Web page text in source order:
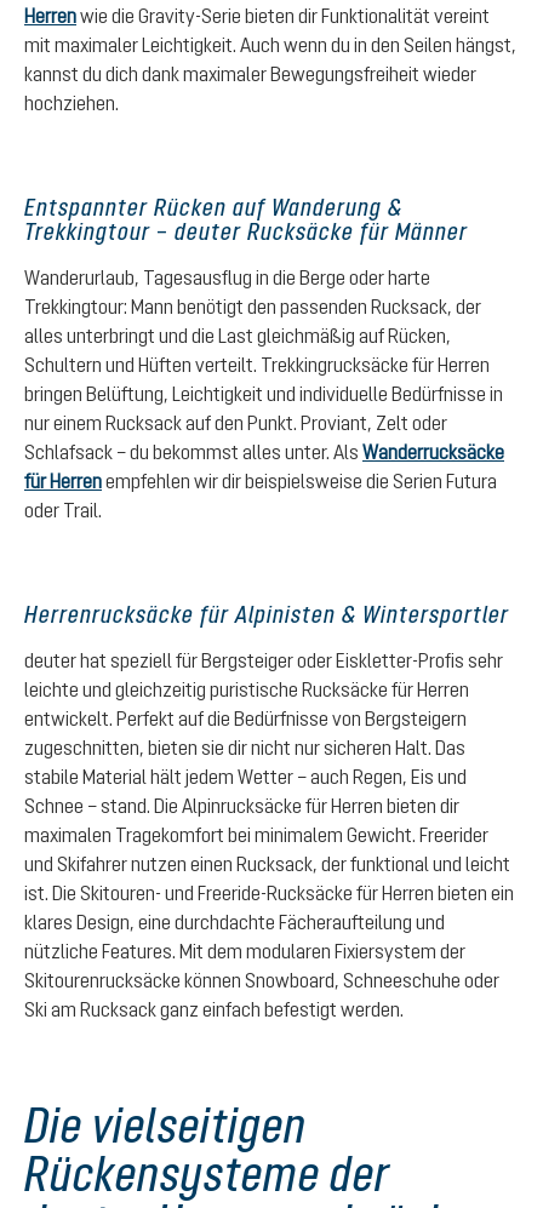
Herrenwie die Gravity-Serie bieten dir Funktionalität vereint
mit maximaler Leichtigkeit. Auch wenn du in den Seilen hängst,
kannst du dich dank maximaler Bewegungsfreiheit wieder
hochziehen.
Entspannter Rücken auf Wanderung &
Trekkingtour – deuter Rucksäcke für Männer
Wanderurlaub, Tagesausflug in die Berge oder harte
Trekkingtour: Mann benötigt den passenden Rucksack, der
alles unterbringt und die Last gleichmäßig auf Rücken,
Schultern und Hüften verteilt. Trekkingrucksäcke für Herren
bringen Belüftung, Leichtigkeit und individuelle Bedürfnisse in
nur einem Rucksack auf den Punkt. Proviant, Zelt oder
Schlafsack – du bekommst alles unter. Als Wanderrucksäcke
für Herrenempfehlen wir dir beispielsweise die Serien Futura
oder Trail.
Herrenrucksäcke für Alpinisten & Wintersportler
deuter hat speziell für Bergsteiger oder Eiskletter-Profis sehr
leichte und gleichzeitig puristische Rucksäcke für Herren
entwickelt. Perfekt auf die Bedürfnisse von Bergsteigern
zugeschnitten, bieten sie dir nicht nur sicheren Halt. Das
stabile Material hält jedem Wetter – auch Regen, Eis und
Schnee – stand. Die Alpinrucksäcke für Herren bieten dir
maximalen Tragekomfort bei minimalem Gewicht. Freerider
und Skifahrer nutzen einen Rucksack, der funktional und leicht
ist. Die Skitouren- und Freeride-Rucksäcke für Herren bieten ein
klares Design, eine durchdachte Fächeraufteilung und
nützliche Features. Mit dem modularen Fixiersystem der
Skitourenrucksäcke können Snowboard, Schneeschuhe oder
Ski am Rucksack ganz einfach befestigt werden.
Die vielseitigen
Rückensysteme der